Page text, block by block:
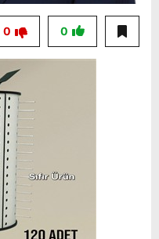
0
0